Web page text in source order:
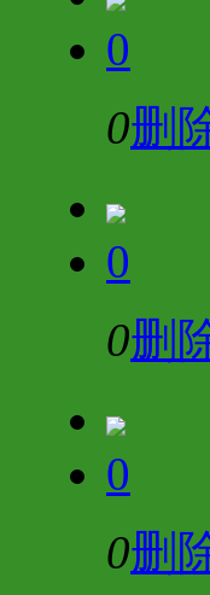
0
0删
0
0删
0
0删